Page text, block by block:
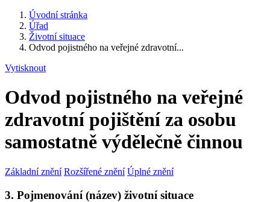
Úvodní stránka
Úřad
Životní situace
Odvod pojistného na veřejné zdravotní...
Vytisknout
Odvod pojistného na veřejné
zdravotní pojištění za osobu
samostatně výdělečně činnou
Základní znění Rozšířené znění Úplné znění
3. Pojmenování (název) životní situace